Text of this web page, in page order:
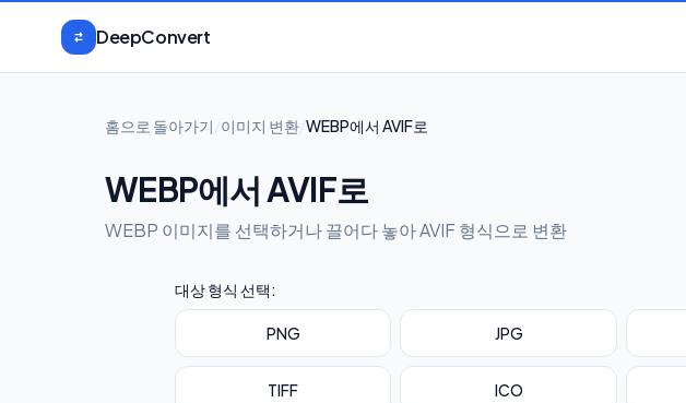
DeepConvert
홈으로 돌아가기 이미지 변환 WEBP에서 AVIF로
WEBP에서 AVIF로
WEBP 이미지를 선택하거나 끌어다 놓아 AVIF 형식으로 변환
대상 형식 선택:
PNG JPG
TIFF ICO